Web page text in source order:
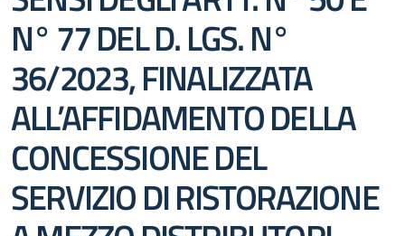
N° 77 DEL D. LGS. N°
36/2023, FINALIZZATA
ALL’AFFIDAMENTO DELLA
CONCESSIONE DEL
SERVIZIO DI RISTORAZIONE